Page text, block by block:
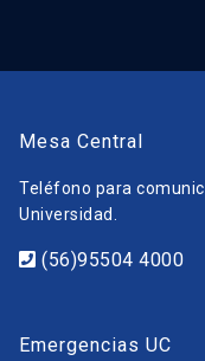
Mesa Central
Teléfono para
Universidad.
(56)95504 4000
Emergencias UC